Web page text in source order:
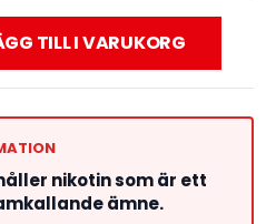
TILL I VARUKORG
nikotin som är ett
ämne.